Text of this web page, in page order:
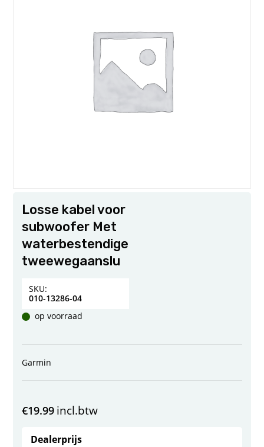
Losse kabel voor
subwoofer Met
waterbestendige
tweewegaanslu
SKU:
010-13286-04
op voorraad
Garmin
€19.99 incl.btw
Dealerprijs